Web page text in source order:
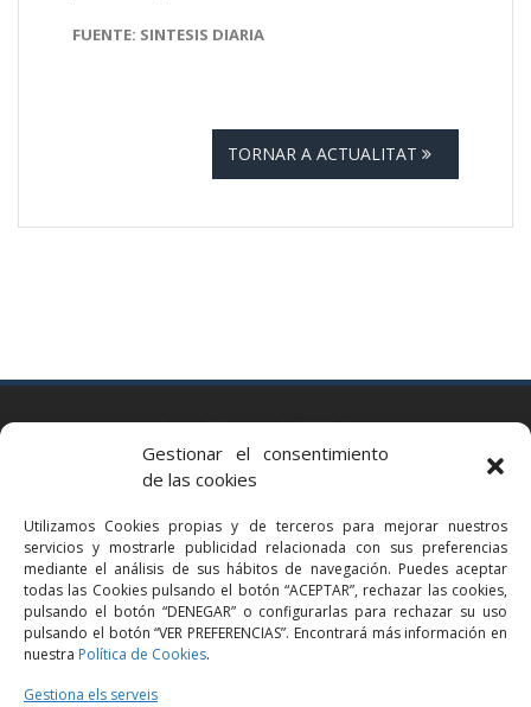
Gestionar el consentimiento
de las cookies
Utilizamos Cookies propias y de terceros para mejorar nuestros
servicios y mostrarle publicidad relacionada con sus preferencias
mediante el análisis de sus hábitos de navegación. Puedes aceptar
todas las Cookies pulsando el botón “ACEPTAR”, rechazar las cookies,
pulsando el botón “DENEGAR” o configurarlas para rechazar su uso
pulsando el botón “VER PREFERENCIAS”. Encontrará más información en
nuestra Política de Cookies.
Gestiona els serveis
FUENTE: SINTESIS DIARIA
TORNAR A ACTUALITAT
Via Augusta 2 bis, 3º, 08006 Barcelona
bcn@bellavistalegal.eu
GRANOLLERS
C/ Sant Jaume, 16 1r, 08401 Granollers (Bcn)
+34 93 860 39 60
grn@bellavistalegal.eu
MADRID